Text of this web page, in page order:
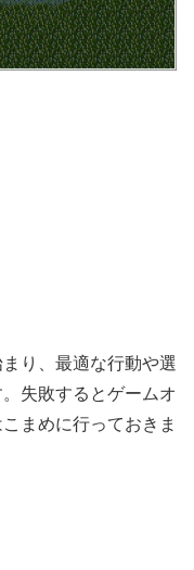
り、最適な行動や選
失敗するとゲームオ
まめに行っておきま